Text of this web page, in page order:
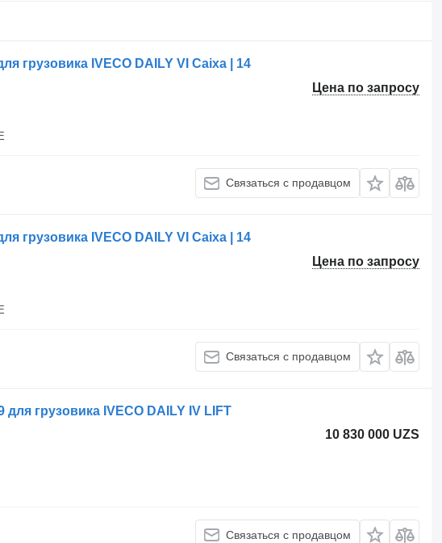
грузовика IVECO DAILY VI Caixa | 14
Цена по запросу
Связаться с продавцом
грузовика IVECO DAILY VI Caixa | 14
Цена по запросу
Связаться с продавцом
для грузовика IVECO DAILY IV LIFT
10 830 000 UZS
Связаться с продавцом